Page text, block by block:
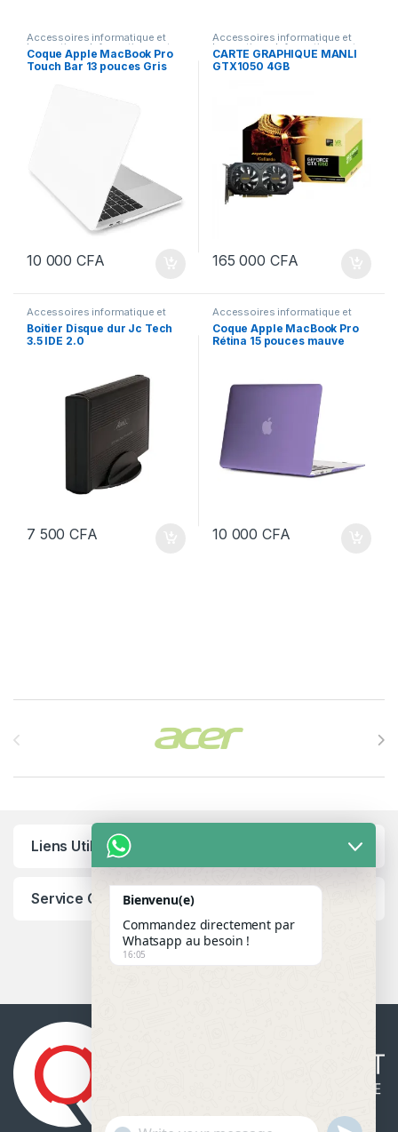
Accessoires informatique et
bureautique ,Informatiques et
bureautiques
Coque Apple MacBook Pro
Touch Bar 13 pouces Gris
10 000CFA
Accessoires informatique et
bureautique , Informatiques et
bureautiques
CARTE GRAPHIQUE MANLI
GTX1050 4GB
165 000 CFA
Accessoires informatique et
bureautique Informatiques et
bureautiques
Boitier Disque dur Jc Tech
3.5 IDE 2.0
7 500CFA
Accessoires informatique et
bureautique , Informatiques et
bureautiques
Coque Apple MacBook Pro
Rétina 15 pouces mauve
10 000CFA
Liens Utiles
Service ClientBienvenu(e)
Commandez directement par
Whatsapp au besoin !
16:05